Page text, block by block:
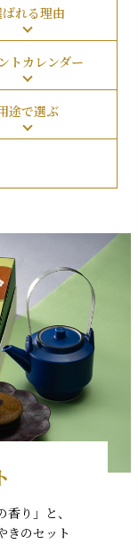
れる理由
トカレンダー
途で選ぶ
り」と、
きのセット